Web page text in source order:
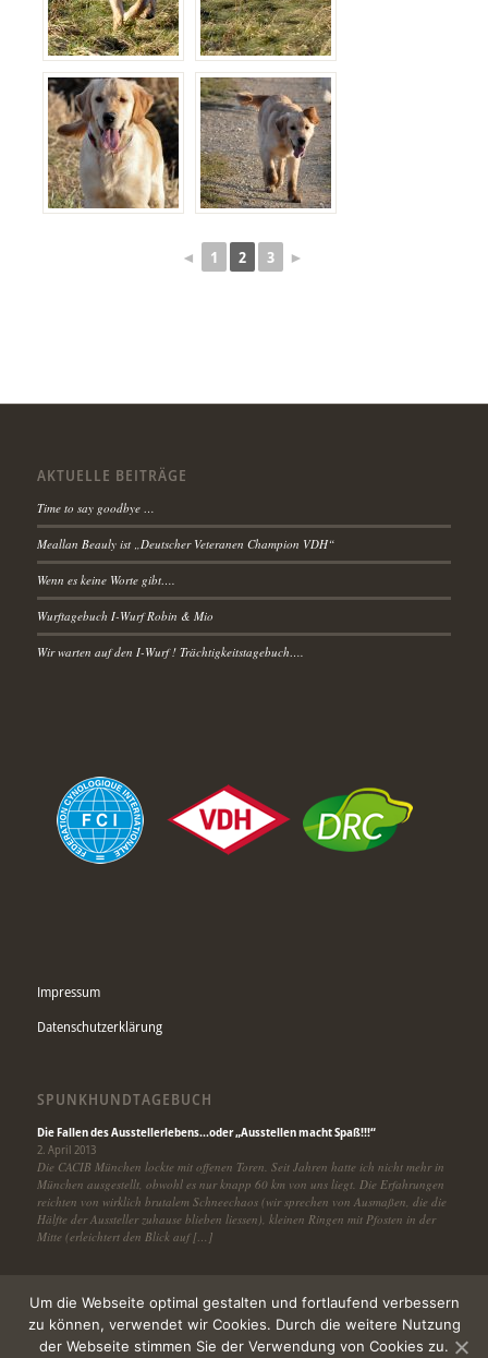
◄ 1 2 3 ►
AKTUELLE BEITRÄGE
Time to say goodbye …
Meallan Beauly ist „Deutscher Veteranen Champion VDH“
Wenn es keine Worte gibt….
Wurftagebuch I-Wurf Robin & Mio
Wir warten auf den I-Wurf ! Trächtigkeitstagebuch….
Impressum
Datenschutzerklärung
SPUNKHUNDTAGEBUCH
Die Fallen des Ausstellerlebens…oder „Ausstellen macht Spaß!!!“
2. April 2013
Die CACIB München lockte mit offenen Toren. Seit Jahren hatte ich nicht mehr in
München ausgestellt, obwohl es nur knapp 60 km von uns liegt. Die Erfahrungen
reichten von wirklich brutalem Schneechaos (wir sprechen von Ausmaßen, die die
Hälfte der Aussteller zuhause blieben liessen), kleinen Ringen mit Pfosten in der
Mitte (erleichtert den Blick auf […]
Um die Webseite optimal gestalten und fortlaufend verbessern
zu können, verwendet wir Cookies. Durch die weitere Nutzung
der Webseite stimmen Sie der Verwendung von Cookies zu.